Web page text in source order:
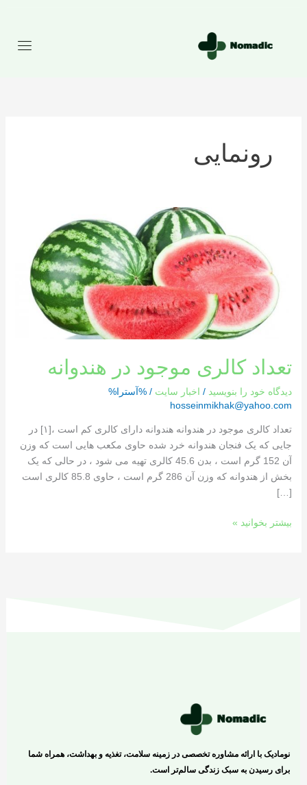
رونمایی
تعداد کالری موجود در هندوانه
دیدگاه‌ خود را بنویسید / اخبار سایت / %آسترا%
hosseinmikhak@yahoo.com
تعداد کالری موجود در هندوانه هندوانه دارای کالری کم است ،[١] در
جایی که یک فنجان هندوانه خرد شده حاوی مکعب هایی است که وزن
آن 152 گرم است ، بدن 45.6 کالری تهیه می شود ، در حالی که یک
بخش از هندوانه که وزن آن 286 گرم است ، حاوی 85.8 کالری است
[…]
هندوانه
بیشتر بخوانید »
نومادیک با ارائه مشاوره تخصصی در زمینه سلامت، تغذیه و بهداشت، همراه شما
برای رسیدن به سبک زندگی سالم‌تر است.